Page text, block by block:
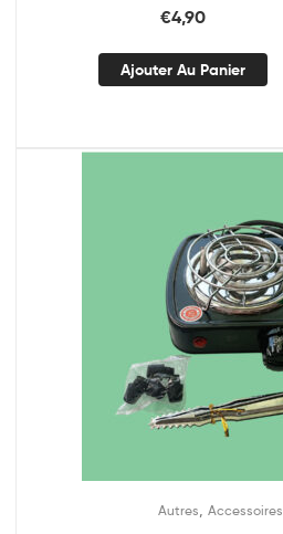
€4,90
Ajouter Au Panier
Autres Accessoires